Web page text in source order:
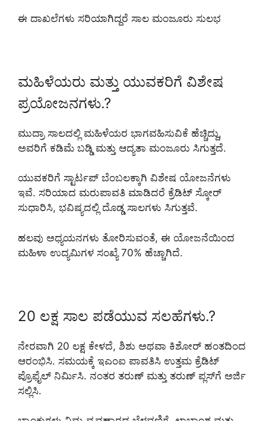
ಈ ದಾಖಲೆಗಳು ಸರಿಯಾಗಿದ್ದರೆ ಸಾಲ ಮಂಜೂರು ಸುಲಭ
ಮಹಿಳೆಯರು ಮತ್ತು ಯುವಕರಿಗೆ ವಿಶೇಷ
ಪ್ರಯೋಜನಗಳು.?
ಮುದ್ರಾ ಸಾಲದಲ್ಲಿ ಮಹಿಳೆಯರ ಭಾಗವಹಿಸುವಿಕೆ ಹೆಚ್ಚಿದ್ದು,
ಅವರಿಗೆ ಕಡಿಮೆ ಬಡ್ಡಿ ಮತ್ತು ಆದ್ಯತಾ ಮಂಜೂರು ಸಿಗುತ್ತದೆ.
ಯುವಕರಿಗೆ ಸ್ಟಾರ್ಟಪ್ ಬೆಂಬಲಕ್ಕಾಗಿ ವಿಶೇಷ ಯೋಜನೆಗಳು
ಇವೆ. ಸರಿಯಾದ ಮರುಪಾವತಿ ಮಾಡಿದರೆ ಕ್ರೆಡಿಟ್ ಸ್ಕೋರ್
ಸುಧಾರಿಸಿ, ಭವಿಷ್ಯದಲ್ಲಿ ದೊಡ್ಡ ಸಾಲಗಳು ಸಿಗುತ್ತವೆ.
ಹಲವು ಅಧ್ಯಯನಗಳು ತೋರಿಸುವಂತೆ, ಈ ಯೋಜನೆಯಿಂದ
ಮಹಿಳಾ ಉದ್ಯಮಿಗಳ ಸಂಖ್ಯೆ 70% ಹೆಚ್ಚಾಗಿದೆ.
20 ಲಕ್ಷ ಸಾಲ ಪಡೆಯುವ ಸಲಹೆಗಳು.?
ನೇರವಾಗಿ 20 ಲಕ್ಷ ಕೇಳದೆ, ಶಿಶು ಅಥವಾ ಕಿಶೋರ್ ಹಂತದಿಂದ
ಆರಂಭಿಸಿ. ಸಮಯಕ್ಕೆ ಇಎಂಐ ಪಾವತಿಸಿ ಉತ್ತಮ ಕ್ರೆಡಿಟ್
ಪ್ರೊಫೈಲ್ ನಿರ್ಮಿಸಿ. ನಂತರ ತರುಣ್ ಮತ್ತು ತರುಣ್ ಪ್ಲಸ್‌ಗೆ ಅರ್ಜಿ
ಸಲ್ಲಿಸಿ.